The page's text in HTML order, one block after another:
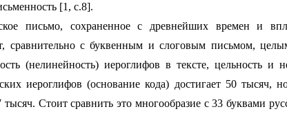
[1, с.8].
письмо, сохраненное с древнейших времен и
сравнительно с буквенным и слоговым письмом,
(нелинейность) иероглифов в тексте, цельность и
иероглифов (основание кода) достигает 50 тысяч,
тысяч. Стоит сравнить это многообразие с 33 буквами